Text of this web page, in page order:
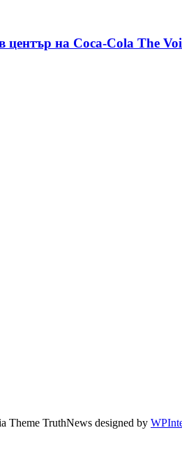
на Coca-Cola The
Theme TruthNews designed by